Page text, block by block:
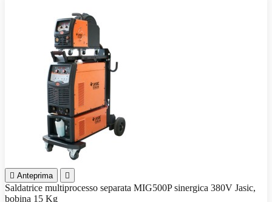
 Anteprima 
Saldatrice multiprocesso separata MIG500P sinergica 380V Jasic,
bobina 15 Kg